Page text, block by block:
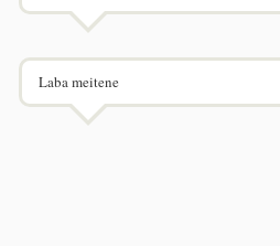
Laba meitene